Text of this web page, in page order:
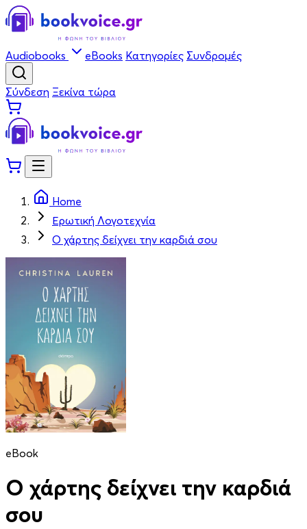
Audiobooks eBooks Κατηγορίες Συνδρομές
Σύνδεση Ξεκίνα τώρα
Home
Ερωτική Λογοτεχνία
Ο χάρτης δείχνει την καρδιά σου
eBook
Ο χάρτης δείχνει την καρδιά
σου